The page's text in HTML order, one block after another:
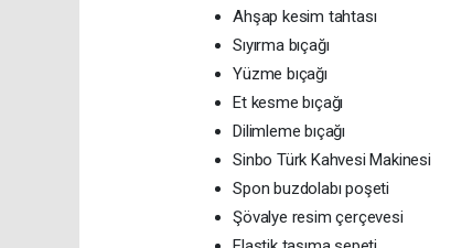
Ahşap kesim tahtası
Sıyırma bıçağı
Yüzme bıçağı
Et kesme bıçağı
Dilimleme bıçağı
Sinbo Türk Kahvesi Makinesi
Spon buzdolabı poşeti
Şövalye resim çerçevesi